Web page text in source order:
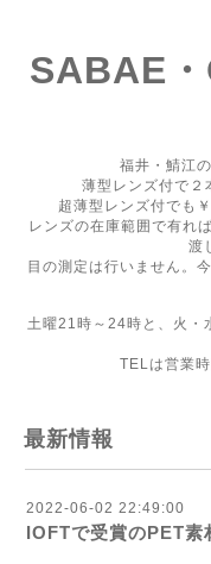
SABAE
福井・鯖江
薄型レンズ付で
超薄型レンズ付でも
レンズの在庫範囲で有れ
渡
目の測定は行いません。
土曜21時～24時と、火・
TELは営業
最新情報
2022-06-02 22:49:00
IOFTで受賞のPET素